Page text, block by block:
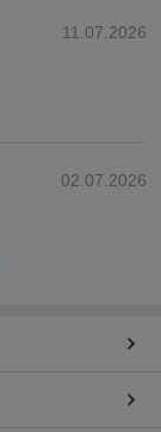
11.07.2026
02.07.2026